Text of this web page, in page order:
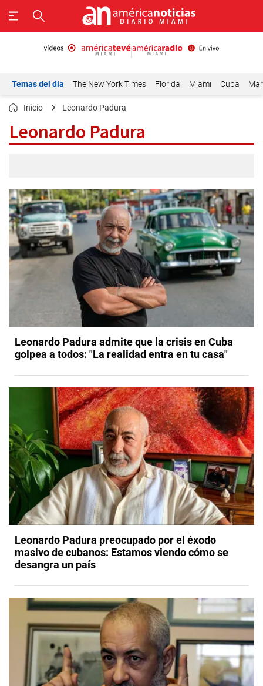
Temas del día The New York Times Florida Miami Cuba
Inicio Leonardo Padura
Leonardo Padura
Leonardo Padura admite que la crisis en Cuba
golpea a todos: "La realidad entra en tu casa"
Leonardo Padura preocupado por el éxodo
masivo de cubanos: Estamos viendo cómo se
desangra un país